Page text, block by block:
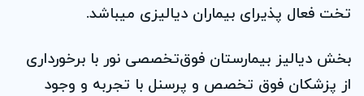
تخت فعال پذیرای بیماران دیالیزی میباشد.
بخش دیالیز بیمارستان فوق‌تخصصی نور با برخورداری
از پزشکان فوق تخصص و پرسنل با تجربه و وجود